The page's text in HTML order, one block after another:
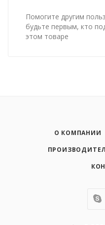
Помогите другим
будьте первым, кто
этом товаре
О КОМПАНИИ